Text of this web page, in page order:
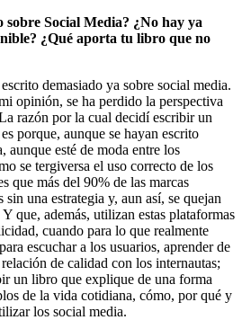
Social Media? ¿No hay ya
¿Qué aporta tu libro que no
demasiado ya sobre social media.
opinión, se ha perdido la perspectiva
razón por la cual decidí escribir un
porque, aunque se hayan escrito
aunque esté de moda entre los
se tergiversa el uso correcto de los
que más del 90% de las marcas
sin una estrategia y, aun así, se quejan
que, además, utilizan estas plataformas
cuando para lo que realmente
escuchar a los usuarios, aprender de
de calidad con los internautas;
un libro que explique de una forma
de la vida cotidiana, cómo, por qué y
los social media.